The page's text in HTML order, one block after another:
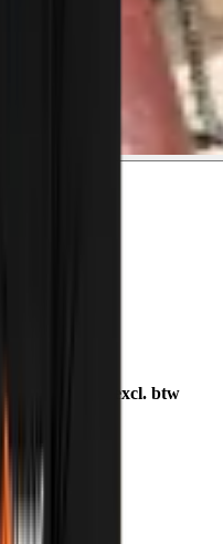
boven de €750,- excl. btw